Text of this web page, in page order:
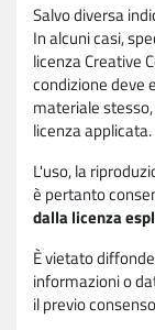
Salvo diversa
In alcuni casi,
licenza Creative
condizione deve
materiale
licenza applicata.
L'uso, la
è pertanto
dalla licenza
È vietato
informazioni o
il previo